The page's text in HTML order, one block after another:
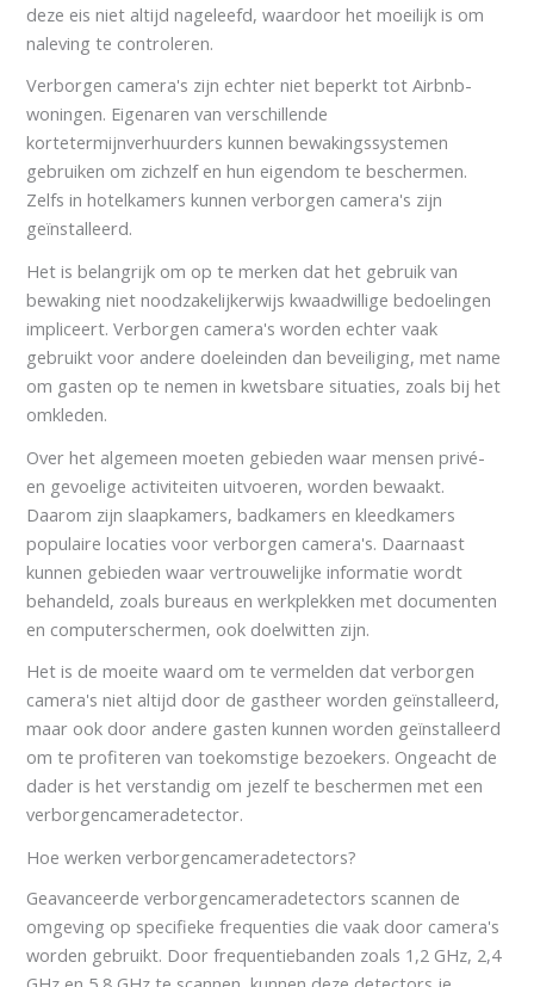
deze eis niet altijd nageleefd, waardoor het moeilijk is om
naleving te controleren.
Verborgen camera's zijn echter niet beperkt tot Airbnb-
woningen. Eigenaren van verschillende
kortetermijnverhuurders kunnen bewakingssystemen
gebruiken om zichzelf en hun eigendom te beschermen.
Zelfs in hotelkamers kunnen verborgen camera's zijn
geïnstalleerd.
Het is belangrijk om op te merken dat het gebruik van
bewaking niet noodzakelijkerwijs kwaadwillige bedoelingen
impliceert. Verborgen camera's worden echter vaak
gebruikt voor andere doeleinden dan beveiliging, met name
om gasten op te nemen in kwetsbare situaties, zoals bij het
omkleden.
Over het algemeen moeten gebieden waar mensen privé-
en gevoelige activiteiten uitvoeren, worden bewaakt.
Daarom zijn slaapkamers, badkamers en kleedkamers
populaire locaties voor verborgen camera's. Daarnaast
kunnen gebieden waar vertrouwelijke informatie wordt
behandeld, zoals bureaus en werkplekken met documenten
en computerschermen, ook doelwitten zijn.
Het is de moeite waard om te vermelden dat verborgen
camera's niet altijd door de gastheer worden geïnstalleerd,
maar ook door andere gasten kunnen worden geïnstalleerd
om te profiteren van toekomstige bezoekers. Ongeacht de
dader is het verstandig om jezelf te beschermen met een
verborgencameradetector.
Hoe werken verborgencameradetectors?
Geavanceerde verborgencameradetectors scannen de
omgeving op specifieke frequenties die vaak door camera's
worden gebruikt. Door frequentiebanden zoals 1,2 GHz, 2,4